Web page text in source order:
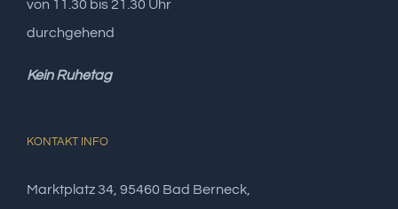
von 11.30 bis 21.30 Uhr
durchgehend
Kein Ruhetag
KONTAKT INFO
Marktplatz 34, 95460 Bad Berneck,